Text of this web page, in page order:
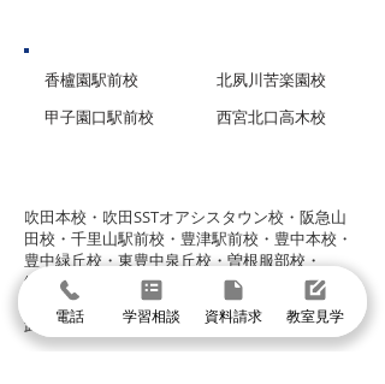
香櫨園駅前校
甲子園口駅前校
北夙川苦楽園校
西宮北口高木校
​吹田本校・吹田SSTオアシスタウン校・阪急山
田校・千里山駅前校・豊津駅前校・豊中本校・
豊中緑丘校・東豊中泉丘校・曽根服部校・
緑地公園駅前校・箕面駅前校・箕面小野原校・
池田校・石橋校・千里丘校・茨木校・高槻校・
武庫之荘校・塚口校・三国宮原校
電話 学習相談 資料請求 教室見学